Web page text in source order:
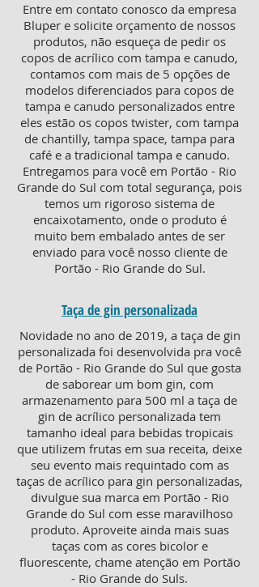
Entre em contato conosco da empresa
Bluper e solicite orçamento de nossos
produtos, não esqueça de pedir os
copos de acrílico com tampa e canudo,
contamos com mais de 5 opções de
modelos diferenciados para copos de
tampa e canudo personalizados entre
eles estão os copos twister, com tampa
de chantilly, tampa space, tampa para
café e a tradicional tampa e canudo.
Entregamos para você em Portão - Rio
Grande do Sul com total segurança, pois
temos um rigoroso sistema de
encaixotamento, onde o produto é
muito bem embalado antes de ser
enviado para você nosso cliente de
Portão - Rio Grande do Sul.
Taça de gin personalizada
Novidade no ano de 2019, a taça de gin
personalizada foi desenvolvida pra você
de Portão - Rio Grande do Sul que gosta
de saborear um bom gin, com
armazenamento para 500 ml a taça de
gin de acrílico personalizada tem
tamanho ideal para bebidas tropicais
que utilizem frutas em sua receita, deixe
seu evento mais requintado com as
taças de acrílico para gin personalizadas,
divulgue sua marca em Portão - Rio
Grande do Sul com esse maravilhoso
produto. Aproveite ainda mais suas
taças com as cores bicolor e
fluorescente, chame atenção em Portão
- Rio Grande do Suls.